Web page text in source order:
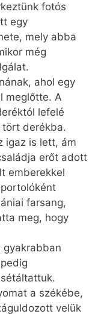
fotós
egy
mely abba
még
ahol egy
meglőtte. A
lefelé
tört derékba.
igaz is lett, ám
erőt adott
emberekkel
farsang,
meg, hogy
gyakrabban
a székébe,
velük